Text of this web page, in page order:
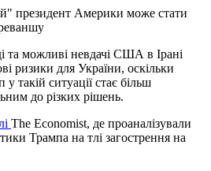
президент Америки може стати
та можливі невдачі США в Ірані
ризики для України, оскільки
такій ситуації стає більш
до різких рішень.
The Economist, де проаналізували
Трампа на тлі загострення на